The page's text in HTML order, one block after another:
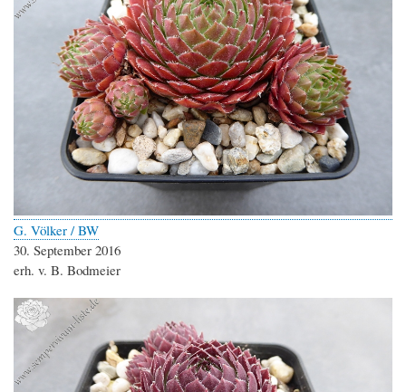
G. Völker / BW
30. September 2016
erh. v. B. Bodmeier